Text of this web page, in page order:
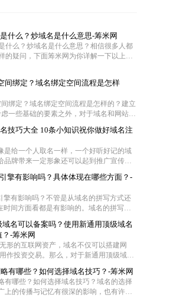
什么？炒域名是什么意思-筹米网
什么？炒域名是什么意思？相信很多人都
的疑问，下面筹米网为你详解一下以上问
间绑定？域名绑定空间流程是怎样
绑定？域名绑定空间流程是怎样的？建立
一些基础的要素之外，对于域名和网站空
呢?一般都是通过域名解析把域名指向空间
通过域名访问网站空间。那么网站域名如
下面筹米网小编就带大家去看看域名怎么和
名绑定空间流程是怎样的。
技巧大全 10条小知识祝你做好域名注
是给一个人取名一样，一个好听好记的域
品牌带来一定形象还可以起到推广宣传的
一家企业怎么去注册域名成了企业的难
就给大家一些小妙招！帮你选择适合的好
擎有影响吗？具体体现在哪些方面？-
擎有影响吗？不管是从域名的拼写方式还
时间方面看都是有影响的。域名的拼写是
名时间越长对优化越有帮助，但是在用老
意域名是否被K这样是对SEO不利。当然还
响
域名可以备案吗？使用新通用顶级域名
-筹米网
形的互联网资产，域名不仅可以搭建网
作投资交易。那么，对于新通用顶级域
级域名可以备案吗？使用新通用顶级域名
有哪些？如何选择域名技巧？-筹米网
有哪些？如何选择域名技巧？域名的选择
上的传播与记忆有很深的影响，也有许多